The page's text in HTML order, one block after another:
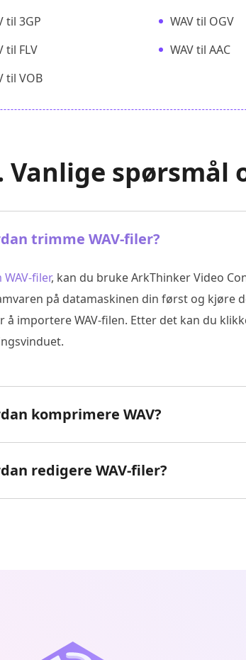
til 3GP
WAV til OGV
til FLV
WAV til AAC
til VOB
Vanlige spørsmål
trimme WAV-filer?
filer, kan du bruke ArkThinker Video
på datamaskinen din først og kjøre
å importere WAV-filen. Etter det kan du
komprimere WAV?
redigere WAV-filer?